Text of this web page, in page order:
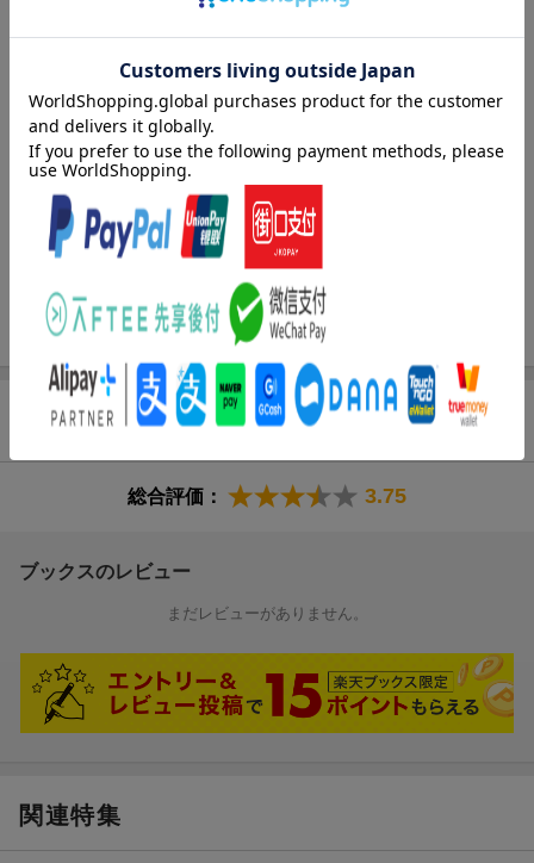
いう風潮が広がっていた。新藤零央はそんな現状に疑問を抱き、
ひとり孤独なプレイを続けていたが、ある日の大型アップデート
を境に、彼の学園生活は大きく変わり始めるー。リアルとゲーム
が交錯する、新感覚学園×オンラインゲーム小説、始動！
著者情報（「BOOK」データベースより）
第１回『このライトノベルがすごい！』大賞・優秀賞を受賞（本
データはこの書籍が刊行された当時に掲載されていたものです）
商品レビュー（4件）
総合評価： 3.75
ブックスのレビュー
まだレビューがありません。
関連特集